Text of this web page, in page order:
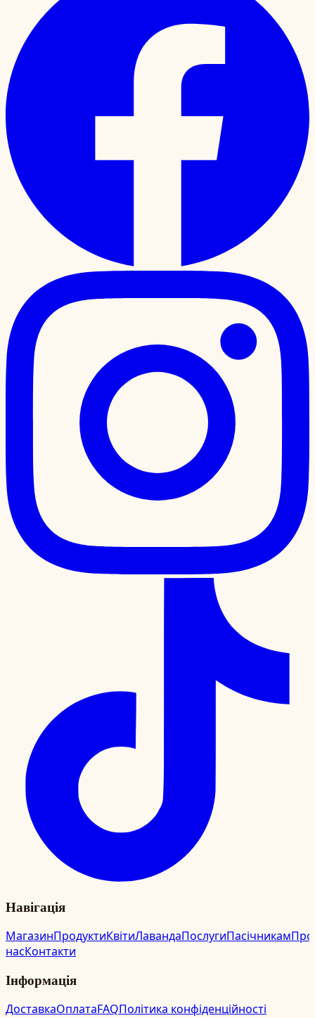
Навігація
МагазинПродуктиКвітиЛавандаПослугиПасічникамПро
насКонтакти
Інформація
ДоставкаОплатаFAQПолітика конфіденційності